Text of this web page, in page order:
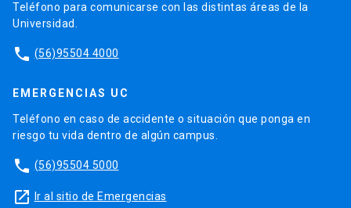
Teléfono para comunicarse con las distintas áreas de la
Universidad.
phone (56)95504 4000
EMERGENCIAS UC
Teléfono en caso de accidente o situación que ponga en
riesgo tu vida dentro de algún campus.
phone (56)95504 5000
launch Ir al sitio de Emergencias